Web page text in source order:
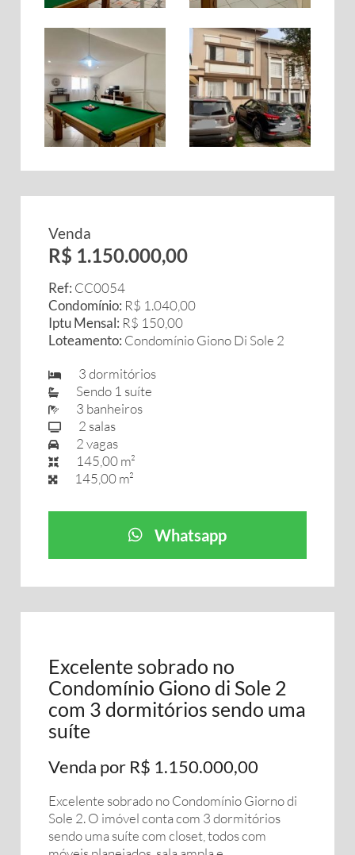
Venda
R$ 1.150.000,00
Ref: CC0054
Condomínio: R$ 1.040,00
Iptu Mensal: R$ 150,00
Loteamento: Condomínio Giono Di Sole 2
3 dormitórios
Sendo 1 suíte
3 banheiros
2 salas
2 vagas
145,00 m²
145,00 m²
Whatsapp
Excelente sobrado no
Condomínio Giono di Sole 2
com 3 dormitórios sendo uma
suíte
Venda por R$ 1.150.000,00
Excelente sobrado no Condomínio Giorno di
Sole 2. O imóvel conta com 3 dormitórios
sendo uma suíte com closet, todos com